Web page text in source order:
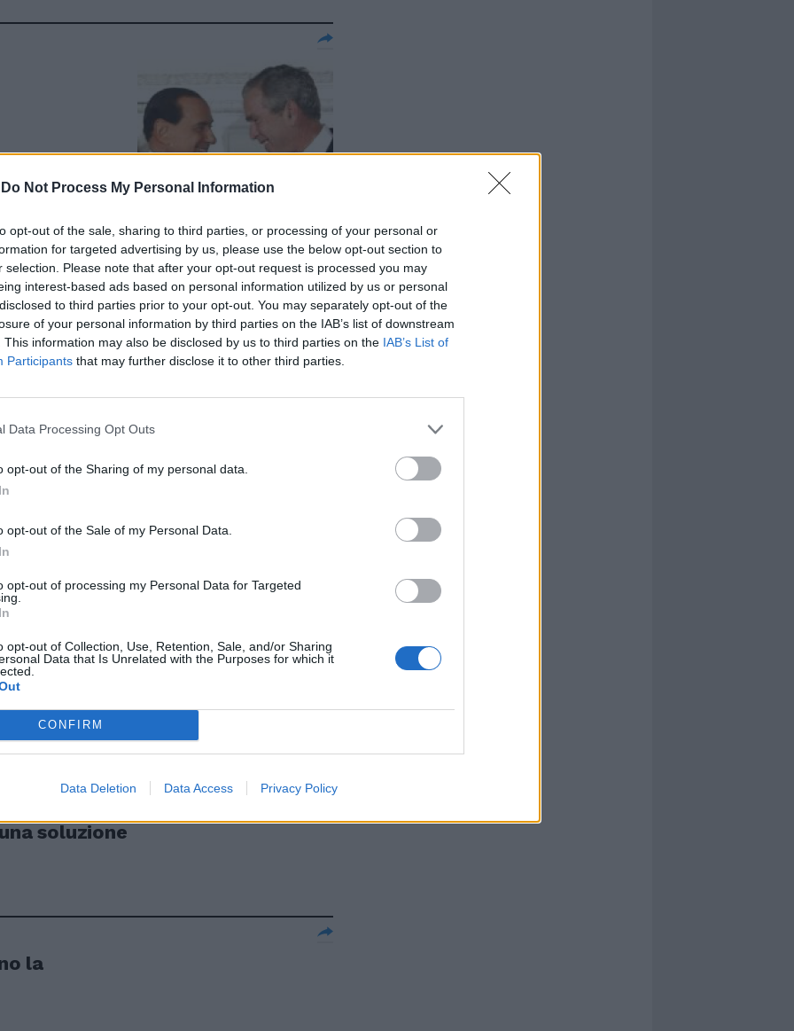
Do Not Process My Personal Information
opt-out of the sale, sharing to third parties, or processing of your personal or
for targeted advertising by us, please use the below opt-out section to
selection. Please note that after your opt-out request is processed you may
interest-based ads based on personal information utilized by us or personal
to third parties prior to your opt-out. You may separately opt-out of the
of your personal information by third parties on the IAB’s list of downstream
This information may also be disclosed by us to third parties on the IAB’s List of
Participants that may further disclose it to other third parties.
Data Processing Opt Outs
opt-out of the Sharing of my personal data.
opt-out of the Sale of my Personal Data.
opt-out of processing my Personal Data for Targeted
opt-out of Collection, Use, Retention, Sale, and/or Sharing
Data that Is Unrelated with the Purposes for which it
CONFIRM
Data Deletion Data Access Privacy Policy
unitaria
di
ci sono
una
la
soluzione
la